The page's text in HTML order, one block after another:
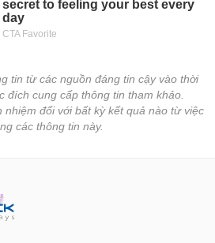
tin từ các nguồn đáng tin cậy vào thời
đích cung cấp thông tin tham khảo.
nhiệm đối với bất kỳ kết quả nào từ việc
các thông tin này.